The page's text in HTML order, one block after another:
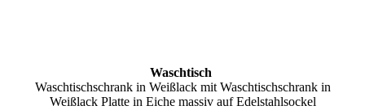
Waschtisch
Waschtischschrank in Weißlack mit Waschtischschrank in
Weißlack Platte in Eiche massiv auf Edelstahlsockel